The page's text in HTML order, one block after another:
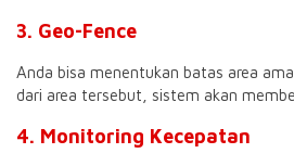
3. Geo-Fence
Anda bisa menentukan batas area
dari area tersebut, sistem akan
4. Monitoring Kecepatan